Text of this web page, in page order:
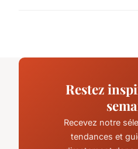
Restez
Recevez notre
tendances et